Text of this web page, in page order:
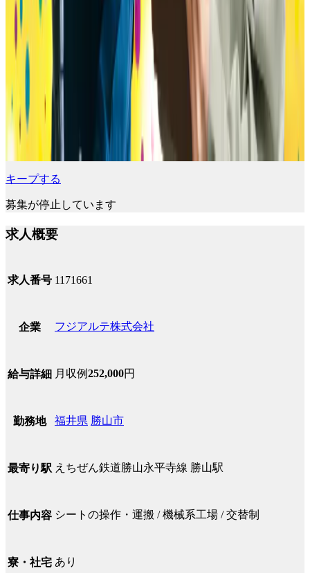
キープする
募集が停止しています
求人概要
求人番号 1171661
企業 フジアルテ株式会社
給与詳細 月収例252,000円
勤務地 福井県 勝山市
最寄り駅 えちぜん鉄道勝山永平寺線 勝山駅
仕事内容 シートの操作・運搬 / 機械系工場 / 交替制
寮・社宅 あり